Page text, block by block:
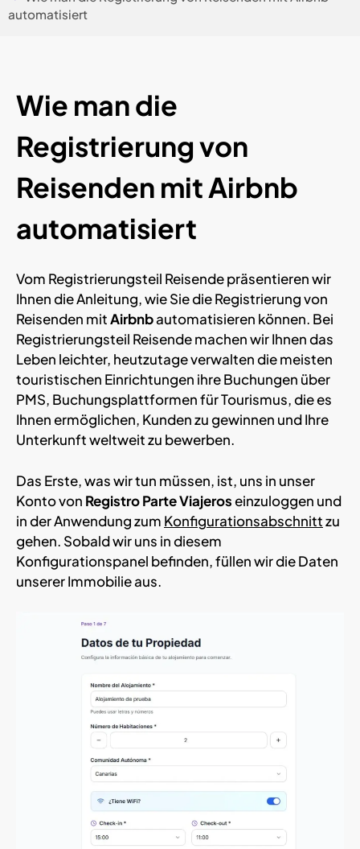
automatisiert
Wie man die
Registrierung von
Reisenden mit Airbnb
automatisiert
Vom Registrierungsteil Reisende präsentieren wir
Ihnen die Anleitung, wie Sie die Registrierung von
Reisenden mitAirbnbautomatisieren können. Bei
Registrierungsteil Reisende machen wir Ihnen das
Leben leichter, heutzutage verwalten die meisten
touristischen Einrichtungen ihre Buchungen über
PMS, Buchungsplattformen für Tourismus, die es
Ihnen ermöglichen, Kunden zu gewinnen und Ihre
Unterkunft weltweit zu bewerben.
Das Erste, was wir tun müssen, ist, uns in unser
Konto von Registro Parte Viajeroseinzuloggen und
in der Anwendung zum Konfigurationsabschnittzu
gehen. Sobald wir uns in diesem
Konfigurationspanel befinden, füllen wir die Daten
unserer Immobilie aus.